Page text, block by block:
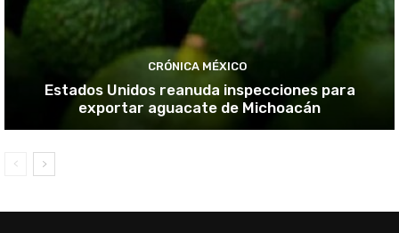
CRÓNICA MÉXICO
Estados Unidos reanuda inspecciones para
exportar aguacate de Michoacán